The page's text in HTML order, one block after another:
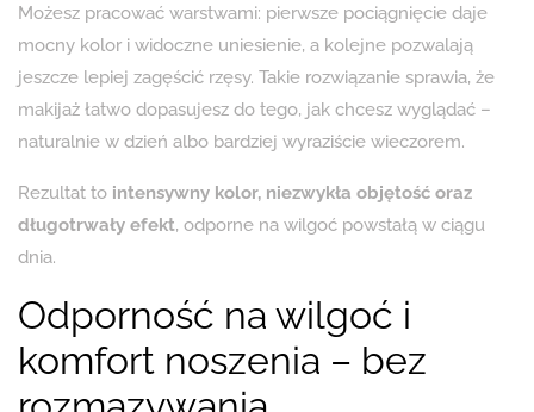
Możesz pracować warstwami: pierwsze pociągnięcie daje
mocny kolor i widoczne uniesienie, a kolejne pozwalają
jeszcze lepiej zagęścić rzęsy. Takie rozwiązanie sprawia, że
makijaż łatwo dopasujesz do tego, jak chcesz wyglądać –
naturalnie w dzień albo bardziej wyraziście wieczorem.
Rezultat to intensywny kolor, niezwykła objętość oraz
długotrwały efekt, odporne na wilgoć powstałą w ciągu
dnia.
Odporność na wilgoć i
komfort noszenia – bez